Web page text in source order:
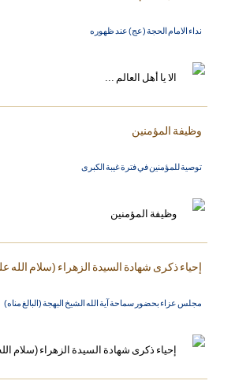
نداء الامام الحجة (عج) عند ظهوره
وظيفة المؤمنين
توصية للمؤمنين في فترة غيبة الكبرى
إحياء ذكرى شهادة السيدة الزهراء (سلام الله
مجلس عزاء بحضور سماحة آية الله الشيخ البهجة (البالغ مناه)